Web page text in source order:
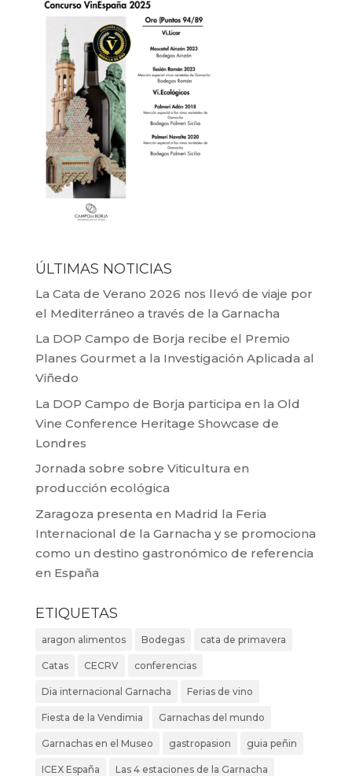
ÚLTIMAS NOTICIAS
La Cata de Verano 2026 nos llevó de viaje por
el Mediterráneo a través de la Garnacha
La DOP Campo de Borja recibe el Premio
Planes Gourmet a la Investigación Aplicada al
Viñedo
La DOP Campo de Borja participa en la Old
Vine Conference Heritage Showcase de
Londres
Jornada sobre sobre Viticultura en
producción ecológica
Zaragoza presenta en Madrid la Feria
Internacional de la Garnacha y se promociona
como un destino gastronómico de referencia
en España
ETIQUETAS
aragon alimentos Bodegas cata de primavera
Catas CECRV conferencias
Dia internacional Garnacha Ferias de vino
Fiesta de la Vendimia Garnachas del mundo
Garnachas en el Museo gastropasion guia peñin
ICEX España Las 4 estaciones de la Garnacha